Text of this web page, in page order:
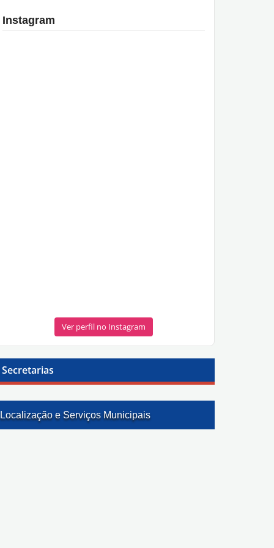
Instagram
Ver perfil no Instagram
Secretarias
Localização e Serviços Municipais